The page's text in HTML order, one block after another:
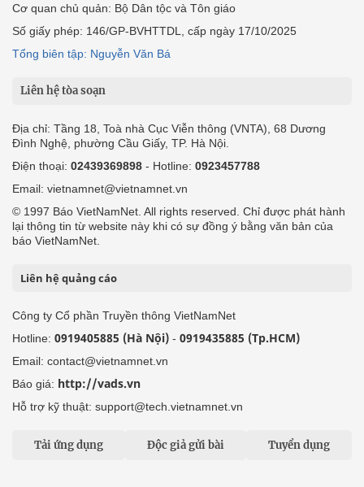
Cơ quan chủ quản: Bộ Dân tộc và Tôn giáo
Số giấy phép: 146/GP-BVHTTDL, cấp ngày 17/10/2025
Tổng biên tập: Nguyễn Văn Bá
Liên hệ tòa soạn
Địa chỉ: Tầng 18, Toà nhà Cục Viễn thông (VNTA), 68 Dương
Đình Nghệ, phường Cầu Giấy, TP. Hà Nội.
Điện thoại: 02439369898 - Hotline: 0923457788
Email: vietnamnet@vietnamnet.vn
© 1997 Báo VietNamNet. All rights reserved. Chỉ được phát hành
lại thông tin từ website này khi có sự đồng ý bằng văn bản của
báo VietNamNet.
Liên hệ quảng cáo
Công ty Cổ phần Truyền thông VietNamNet
Hotline: 0919405885 (Hà Nội) - 0919435885 (Tp.HCM)
Email: contact@vietnamnet.vn
Báo giá: http://vads.vn
Hỗ trợ kỹ thuật: support@tech.vietnamnet.vn
Tải ứng dụng Độc giả gửi bài Tuyển dụng